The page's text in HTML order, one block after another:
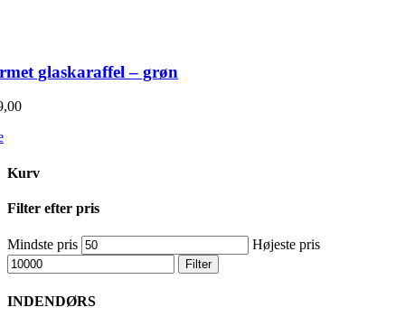
glaskaraffel – grøn
Kurv
Filter efter pris
Mindste pris Højeste pris
Filter
INDENDØRS